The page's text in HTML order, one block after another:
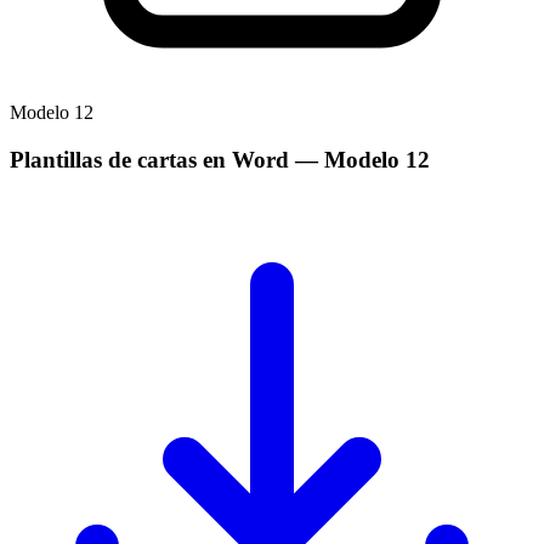
Modelo 12
Plantillas de cartas en Word — Modelo 12